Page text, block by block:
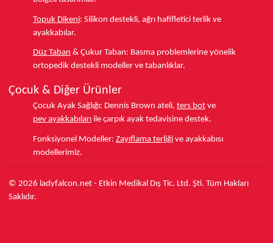
Topuk Dikeni: Silikon destekli, ağrı hafifletici terlik ve
ayakkabılar.
Düz Taban & Çukur Taban: Basma problemlerine yönelik
ortopedik destekli modeller ve tabanlıklar.
Çocuk & Diğer Ürünler
Çocuk Ayak Sağlığı: Dennis Brown ateli, ters bot ve
pev ayakkabıları ile çarpık ayak tedavisine destek.
Fonksiyonel Modeller: Zayıflama terliği ve ayakkabısı
modellerimiz.
© 2026 ladyfalcon.net - Etkin Medikal Dış Tic. Ltd. Şti. Tüm Hakları
Saklıdır.